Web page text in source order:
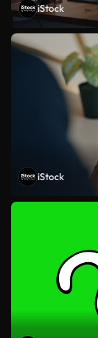
iStock
iStock